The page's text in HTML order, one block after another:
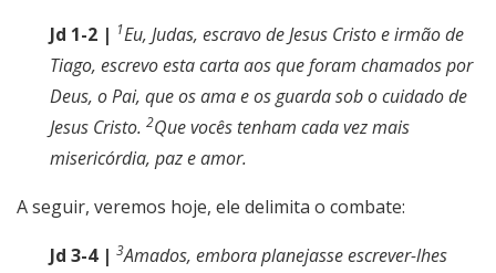
Jd 1-2 | 1Eu, Judas, escravo de Jesus Cristo e irmão de
Tiago, escrevo esta carta aos que foram chamados por
Deus, o Pai, que os ama e os guarda sob o cuidado de
Jesus Cristo. 2Que vocês tenham cada vez mais
misericórdia, paz e amor.
A seguir, veremos hoje, ele delimita o combate:
Jd 3-4 | 3Amados, embora planejasse escrever-lhes